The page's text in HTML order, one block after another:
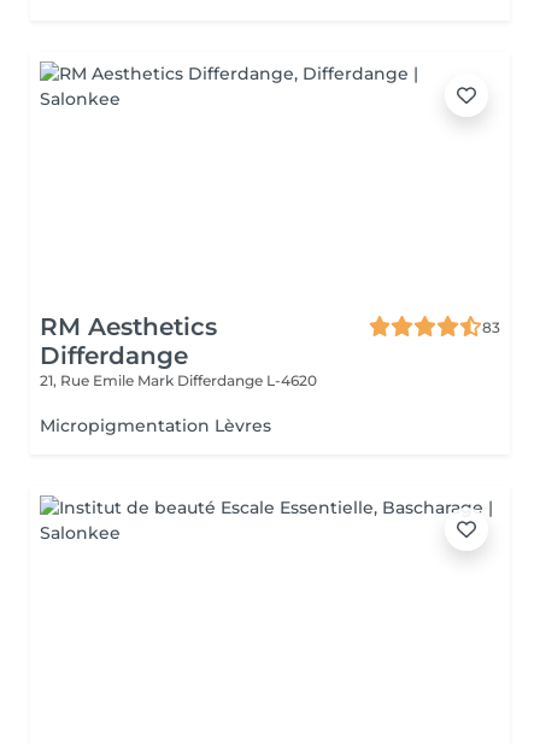
RM Aesthetics
Differdange
83
21, Rue Emile Mark Differdange L-4620
Micropigmentation Lèvres